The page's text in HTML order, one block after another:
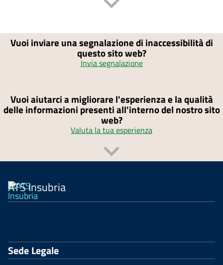
Vuoi inviare una segnalazione di inaccessibilità di
questo sito web?
Invia segnalazione
Vuoi aiutarci a migliorare l'esperienza e la qualità
delle informazioni presenti all'interno del nostro sito
web?
Valuta la tua esperienza
ATS Insubria
Sede Legale